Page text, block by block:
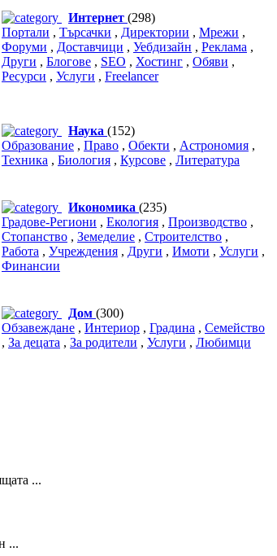
Интернет (298)
Портали , Търсачки , Директории , Мрежи ,
Форуми , Доставчици , Уебдизайн , Реклама ,
Други , Блогове , SEO , Хостинг , Обяви ,
Ресурси , Услуги , Freelancer
Наука (152)
Образование , Право , Обекти , Астрономия ,
Техника , Биология , Курсове , Литература
Икономика (235)
Градове-Региони , Екология , Производство ,
Стопанство , Земеделие , Строителство ,
Работа , Учреждения , Други , Имоти , Услуги ,
Финансии
Дом (300)
Обзавеждане , Интериор , Градина , Семейство
, За децата , За родители , Услуги , Любимци
...
...